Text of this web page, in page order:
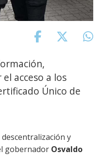
acceso a los
Único de
y
gobernador Osvaldo